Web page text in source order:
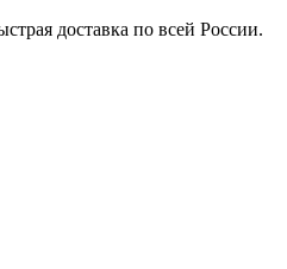
доставка по всей России.